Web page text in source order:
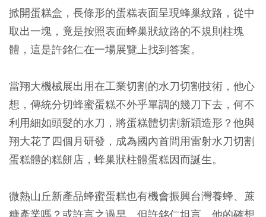
掀開蛋糕盒，長條形的蛋糕表面呈現蜂巢紋路，從中
取出一塊，竟是按照表面蜂巢狀紋路的不規則柱塊
體，這是許銘仁在一場展覽上找到答案。
當翔大機械展出用在工業切割的水刀切割技術，他心
想，傳統分切蜂蜜蛋糕不外乎單調的幾刀下去，何不
利用細如頭髮的水刀，將蛋糕體切割新穎造形？他與
翔大花了四個月研發，成為國內首間用雷射水刀切割
蛋糕體的糕餅店，蜂巢狀柱體蛋糕因而誕生。
微熱山丘新產品蜂蜜蛋糕也有機會振興台灣養蜂、蔗